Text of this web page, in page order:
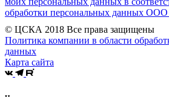
обработки персональных данных
© ЦСКА 2018 Все права защищены
Политика компании в области
данных
Карта сайта